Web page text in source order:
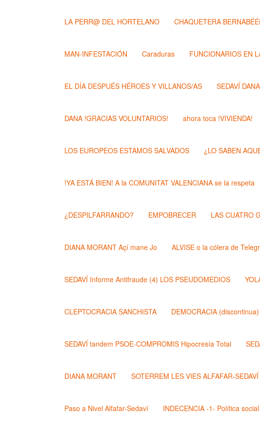
LA PERR@ DEL HORTELANO CHAQUETERA
MAN-INFESTACIÓN Caraduras FUNCIONARIOS EN
EL DÍA DESPUÉS HÉROES Y VILLANOS/AS SEDAVÍ
DANA !GRACIAS VOLUNTARIOS! ahora toca !VIVIENDA!
LOS EUROPEOS ESTAMOS SALVADOS ¿LO SABEN
!YA ESTÁ BIEN! A la COMUNITAT VALENCIANA se la respeta
¿DESPILFARRANDO? EMPOBRECER LAS CUATRO
DIANA MORANT Açí mane Jo ALVISE o la cólera de
SEDAVÍ Informe Antifraude (4) LOS PSEUDOMEDIOS
CLEPTOCRACIA SANCHISTA DEMOCRACIA (discontinua)
SEDAVÍ tandem PSOE-COMPROMIS Hipocresía Total
DIANA MORANT SOTERREM LES VIES ALFAFAR-SEDAVÍ
Paso a Nivel Alfafar-Sedaví INDECENCIA -1- Política